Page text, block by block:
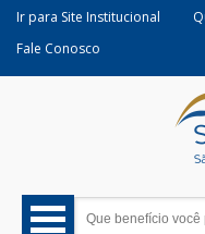
Ir para Site Institucional
Fale Conosco